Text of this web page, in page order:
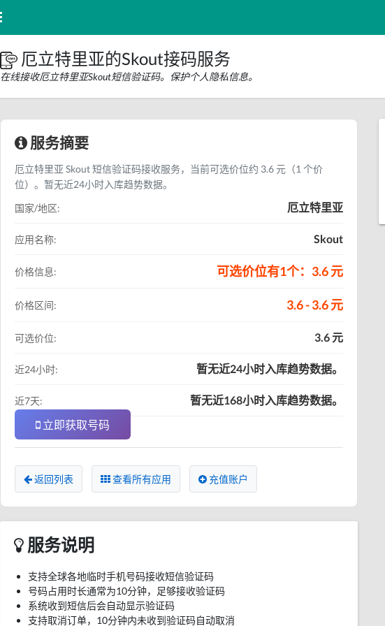
厄立特里亚的Skout接码服务
在线接收厄立特里亚Skout短信验证码。保护个人隐私信息。
服务摘要
厄立特里亚 Skout 短信验证码接收服务，当前可选价位约 3.6 元（1 个价
位）。暂无近24小时入库趋势数据。
国家/地区:
厄立特里亚
应用名称: Skout
价格信息: 可选价位有1个：3.6 元
价格区间: 3.6 - 3.6 元
可选价位: 3.6 元
近24小时: 暂无近24小时入库趋势数据。
近7天:
暂无近168小时入库趋势数据。
立即获取号码
返回列表 查看所有应用 充值账户
服务说明
支持全球各地临时手机号码接收短信验证码
号码占用时长通常为10分钟，足够接收验证码
系统收到短信后会自动显示验证码
支持取消订单，10分钟内未收到验证码自动取消